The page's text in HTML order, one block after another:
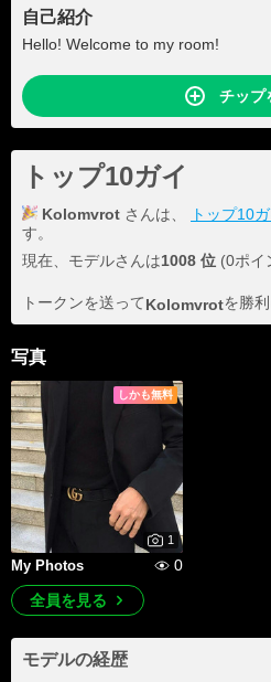
自己紹介
Hello! Welcome to my room!
チップ
トップ10ガイ
Kolomvrot さんは、 トップ10
す。
現在、モデルさんは1008 位 (0ポイ
トークンを送ってKolomvrotを勝
写真
しかも無料
1
My Photos
0
全員を見る
モデルの経歴